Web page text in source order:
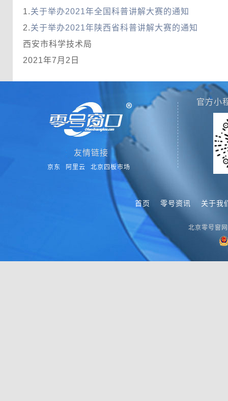
1.关于举办2021年全国科普讲解大赛的通知
2.关于举办2021年陕西省科普讲解大赛的通知
西安市科学技术局
2021年7月2日
友情链接
京东 阿里云 北京四板市场
官方小
首页 零号资讯 关于我
北京零号窗